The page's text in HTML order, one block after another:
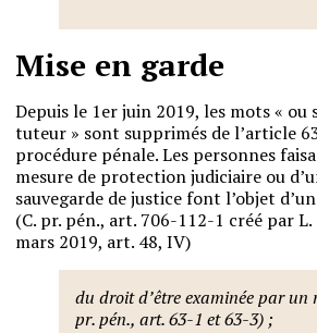
Mise en garde
Depuis le 1er juin 2019, les mots « ou
tuteur » sont supprimés de l’article
procédure pénale. Les personnes
mesure de protection judiciaire ou
sauvegarde de justice font l’objet
(C. pr. pén., art. 706-112-1 créé par
mars 2019, art. 48, IV)
du droit d’être examinée par un
pr. pén., art. 63-1 et 63-3) ;